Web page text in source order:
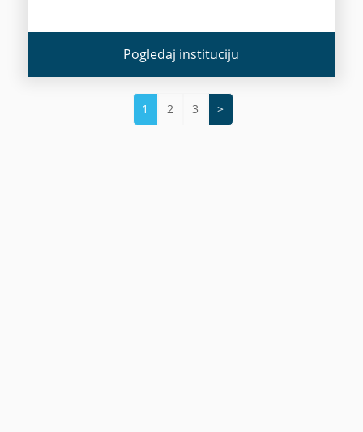
Pogledaj instituciju
1 2 3 >